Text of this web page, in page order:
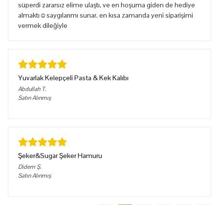
süperdi zararsız elime ulaştı, ve en hoşuma giden de hediye
almaktı☺️saygılarımı sunar, en kısa zamanda yeni siparişimi
vermek dileğiyle
Yuvarlak Kelepçeli Pasta & Kek Kalıbı
Abdullah T.
Satın Alınmış
Şeker&Sugar Şeker Hamuru
Didem Ş.
Satın Alınmış